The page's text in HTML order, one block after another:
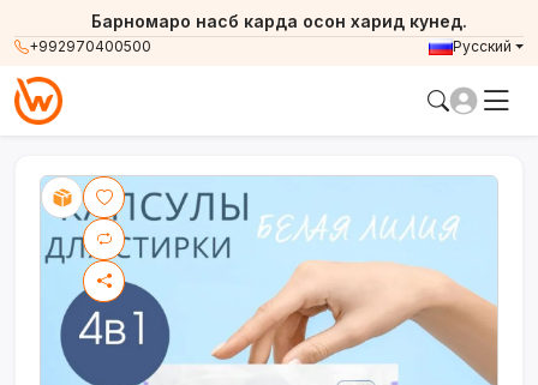
+992970400500
Барномаро насб карда осон харид кунед.
Русский